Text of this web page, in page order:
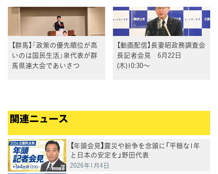
【群馬】「政策の優先順位が高
いのは国民生活」泉代表が群
馬県連大会であいさつ
【動画配信】長妻昭政務調査会
長記者会見 6月22日
(木)10:30～
関連ニュース
【年頭会見】震災や紛争を念頭に「平穏な1年
と日本の安定を」野田代表
2026年1月4日